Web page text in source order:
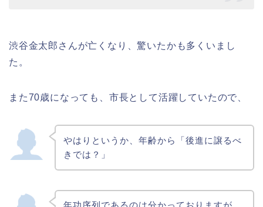
渋谷金太郎さんが亡くなり、驚いたかも多くいまし
た。
また70歳になっても、市長として活躍していたので、
やはりというか、年齢から「後進に譲るべ
きでは？」